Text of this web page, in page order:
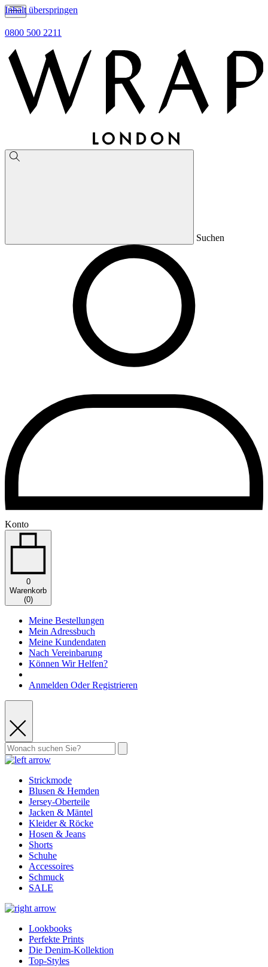
Inhalt überspringen
0800 500 2211
Suchen
Konto
0
Warenkorb
(0)
Meine Bestellungen
Mein Adressbuch
Meine Kundendaten
Nach Vereinbarung
Können Wir Helfen?
Anmelden Oder Registrieren
Strickmode
Blusen & Hemden
Jersey-Oberteile
Jacken & Mäntel
Kleider & Röcke
Hosen & Jeans
Shorts
Schuhe
Accessoires
Schmuck
SALE
Lookbooks
Perfekte Prints
Die Denim-Kollektion
Top-Styles